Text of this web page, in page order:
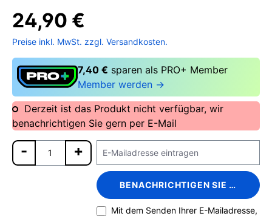
24,90 €
Preise inkl. MwSt. zzgl. Versandkosten.
7,40 € sparen als PRO+ Member
Member werden →
Derzeit ist das Produkt nicht verfügbar, wir
benachrichtigen Sie gern per E-Mail
BENACHRICHTIGEN SIE MICH
Mit dem Senden Ihrer E-Mailadresse,